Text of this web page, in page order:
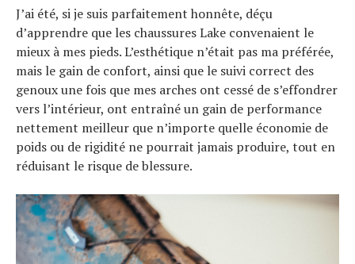
J’ai été, si je suis parfaitement honnête, déçu
d’apprendre que les chaussures Lake convenaient le
mieux à mes pieds. L’esthétique n’était pas ma préférée,
mais le gain de confort, ainsi que le suivi correct des
genoux une fois que mes arches ont cessé de s’effondrer
vers l’intérieur, ont entraîné un gain de performance
nettement meilleur que n’importe quelle économie de
poids ou de rigidité ne pourrait jamais produire, tout en
réduisant le risque de blessure.